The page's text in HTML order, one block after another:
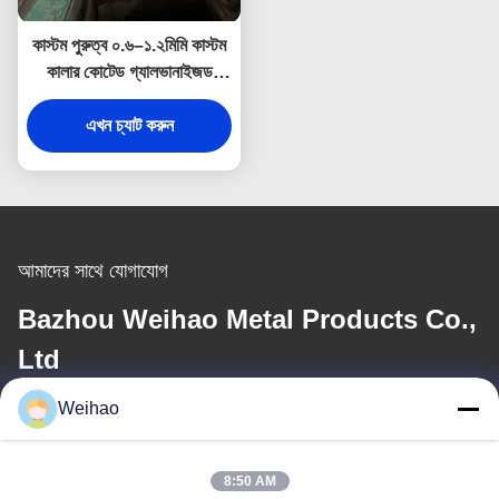
কাস্টম পুরুত্ব ০.৬–১.২মিমি কাস্টম
কালার কোটেড গ্যালভানাইজড
পিপিজিআই কয়েল ওয়্যারহাউস ওয়াল
ও রুফ ক্ল্যাডিংয়ের জন্য
এখন চ্যাট করুন
আমাদের সাথে যোগাযোগ
Bazhou Weihao Metal Products Co.,
Ltd
ই-মেইল
Weihao
8:50 AM